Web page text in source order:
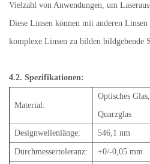
Vielzahl von Anwendungen, um
Diese Linsen können mit anderen
komplexe Linsen zu bilden bildgebende
4.2. Spezifikationen:
Material:
Optisches Glas,
Quarzglas
Designwellenlänge: 546,1 nm
Durchmessertoleranz: +0/-0,05 mm